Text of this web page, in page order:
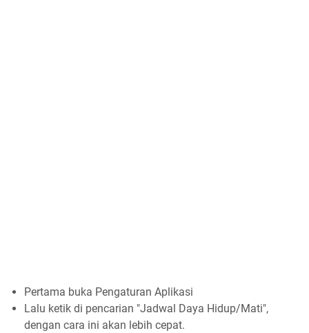
Pertama buka Pengaturan Aplikasi
Lalu ketik di pencarian "Jadwal Daya Hidup/Mati",
dengan cara ini akan lebih cepat.